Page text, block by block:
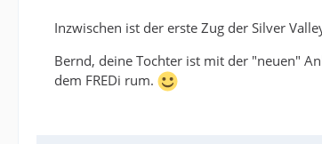
Inzwischen ist der erste Zug der Silver
Bernd, deine Tochter ist mit der "neuen"
dem FREDi rum.